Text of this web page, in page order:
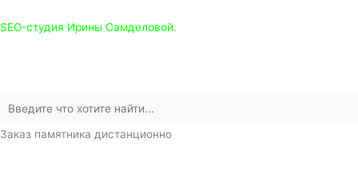
SEO-студия Ирины Самделовой.
Заказ памятника дистанционно